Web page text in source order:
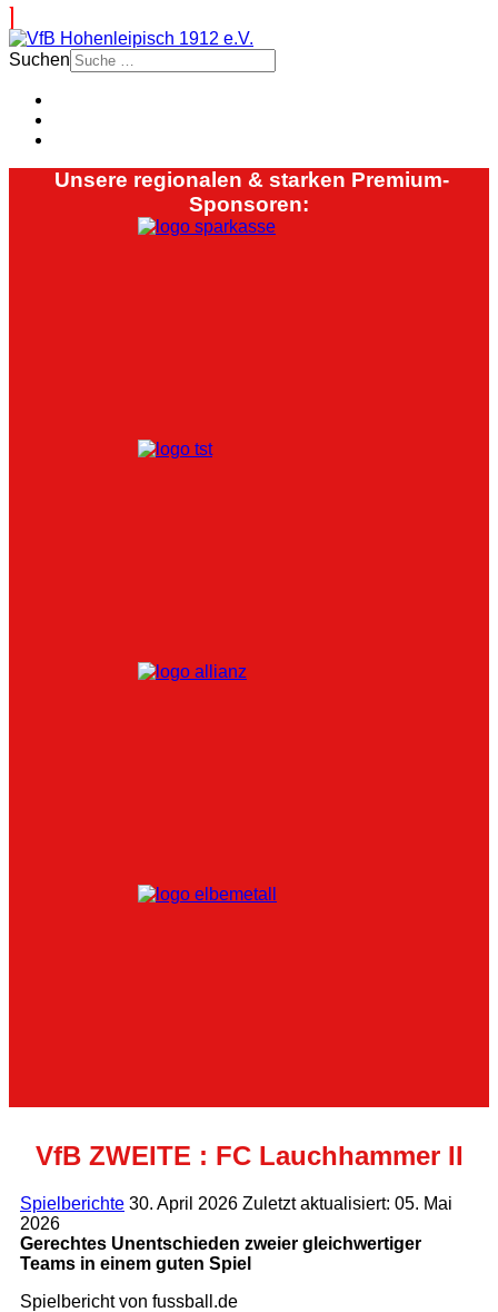
Suchen
Unsere regionalen & starken Premium-
Sponsoren:
VfB ZWEITE : FC Lauchhammer II
Spielberichte 30. April 2026 Zuletzt aktualisiert: 05. Mai
2026
Gerechtes Unentschieden zweier gleichwertiger
Teams in einem guten Spiel
Spielbericht von fussball.de